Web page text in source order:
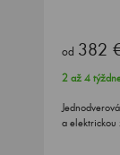
od 382
2 až 4
a elektrickou